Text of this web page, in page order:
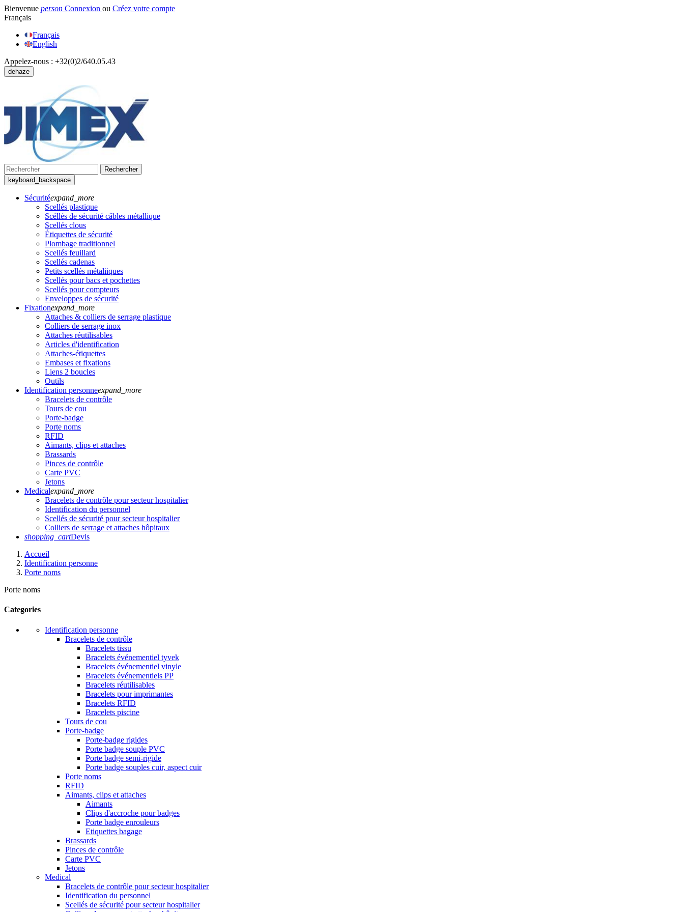
Bienvenue person Connexion ou Créez votre compte
Français
Français
English
Appelez-nous : +32(0)2/640.05.43
dehaze
Rechercher
keyboard_backspace
Sécuritéexpand_more
Scellés plastique
Scéllés de sécurité câbles métallique
Scellés clous
Étiquettes de sécurité
Plombage traditionnel
Scellés feuillard
Scellés cadenas
Petits scellés métaliiques
Scellés pour bacs et pochettes
Scellés pour compteurs
Enveloppes de sécurité
Fixationexpand_more
Attaches & colliers de serrage plastique
Colliers de serrage inox
Attaches réutilisables
Articles d'identification
Attaches-étiquettes
Embases et fixations
Liens 2 boucles
Outils
Identification personneexpand_more
Bracelets de contrôle
Tours de cou
Porte-badge
Porte noms
RFID
Aimants, clips et attaches
Brassards
Pinces de contrôle
Carte PVC
Jetons
Medicalexpand_more
Bracelets de contrôle pour secteur hospitalier
Identification du personnel
Scellés de sécurité pour secteur hospitalier
Colliers de serrage et attaches hôpitaux
shopping_cartDevis
Accueil
Identification personne
Porte noms
Porte noms
Categories
Identification personne
Bracelets de contrôle
Bracelets tissu
Bracelets événementiel tyvek
Bracelets événementiel vinyle
Bracelets événementiels PP
Bracelets réutilisables
Bracelets pour imprimantes
Bracelets RFID
Bracelets piscine
Tours de cou
Porte-badge
Porte-badge rigides
Porte badge souple PVC
Porte badge semi-rigide
Porte badge souples cuir, aspect cuir
Porte noms
RFID
Aimants, clips et attaches
Aimants
Clips d'accroche pour badges
Porte badge enrouleurs
Etiquettes bagage
Brassards
Pinces de contrôle
Carte PVC
Jetons
Medical
Bracelets de contrôle pour secteur hospitalier
Identification du personnel
Scellés de sécurité pour secteur hospitalier